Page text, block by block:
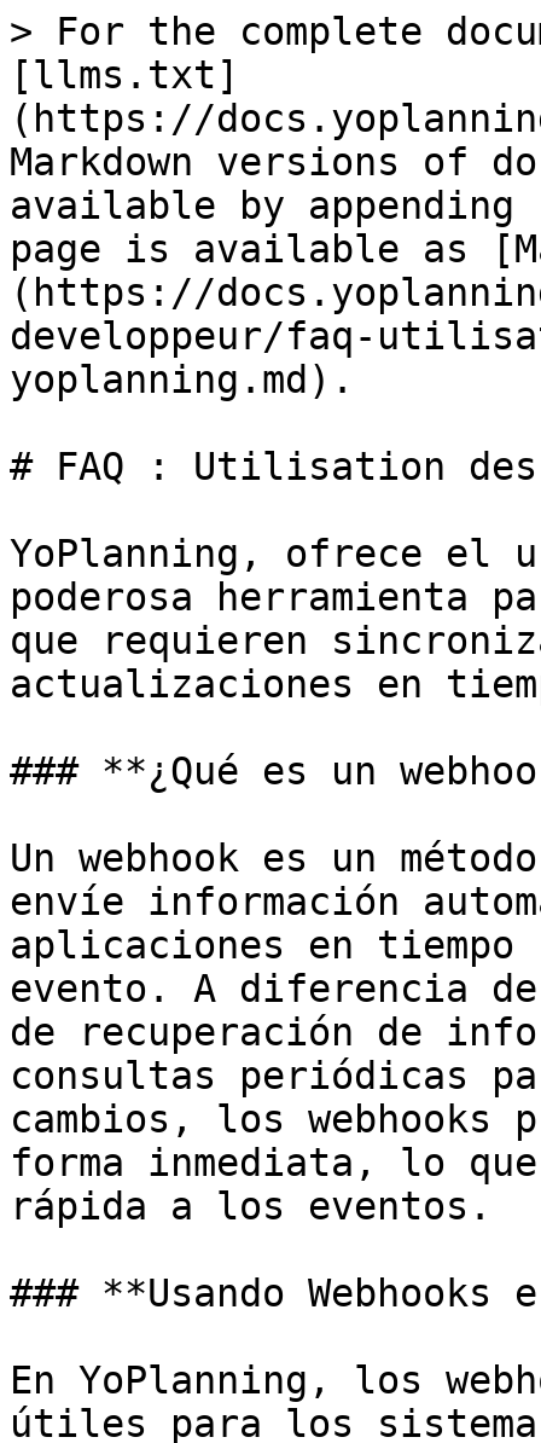
> For the complete
[llms.txt]
(https://
Markdown versions of
available by
page is available as
(https://
developpeur/faq-
yoplanning.md).
# FAQ : Utilisation des
YoPlanning, ofrece el
poderosa herramienta
que requieren
actualizaciones en
### **¿Qué es un
Un webhook es un
envíe información
aplicaciones en
evento. A diferencia
de recuperación de
consultas periódicas
cambios, los webhooks
forma inmediata, lo
rápida a los eventos.
### **Usando Webhooks
En YoPlanning, los
útiles para los